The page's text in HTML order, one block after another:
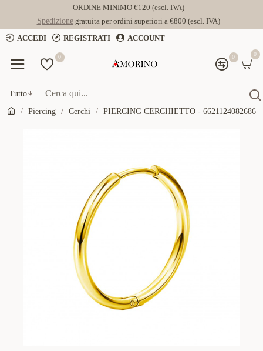
ORDINE MINIMO €120 (escl. IVA)
Spedizionegratuita per ordini superiori a €800 (escl. IVA)
ACCEDI
REGISTRATI ACCOUNT
0 0 0
Tutto
Piercing Cerchi PIERCING CERCHIETTO - 6621124082686